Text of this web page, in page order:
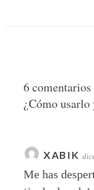
6 comentarios
¿Cómo usarlo
XABIK
Me has